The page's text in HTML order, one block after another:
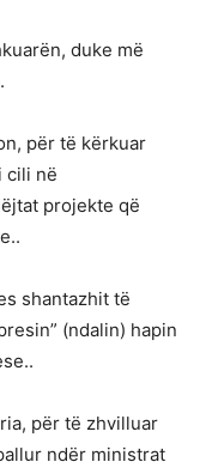
duke më
për të kërkuar
cili në
projekte që
shantazhit të
(ndalin) hapin
për të zhvilluar
ndër ministrat